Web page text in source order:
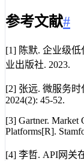
参考文献#
[1] 陈默. 企业级
业出版社. 2023.
[2] 张远. 微服务
2024(2): 45-52.
[3] Gartner. Market
Platforms[R].
[4] 李哲. API网关